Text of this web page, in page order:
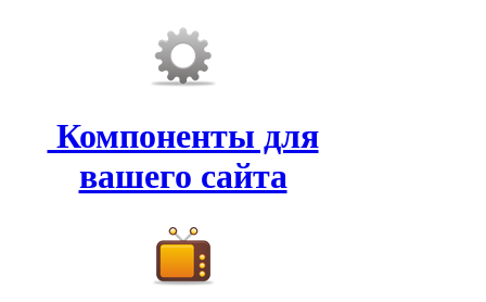
Компоненты для
вашего сайта